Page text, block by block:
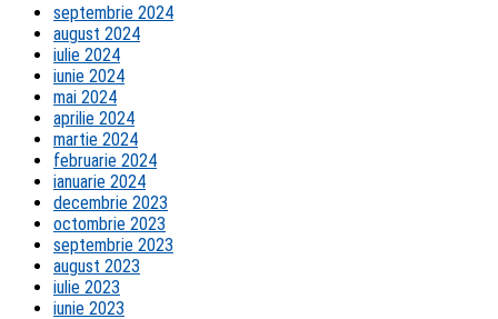
septembrie 2024
august 2024
iulie 2024
iunie 2024
mai 2024
aprilie 2024
martie 2024
februarie 2024
ianuarie 2024
decembrie 2023
octombrie 2023
septembrie 2023
august 2023
iulie 2023
iunie 2023